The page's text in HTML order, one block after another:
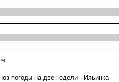
ч
погоды на две недели - Ильинка